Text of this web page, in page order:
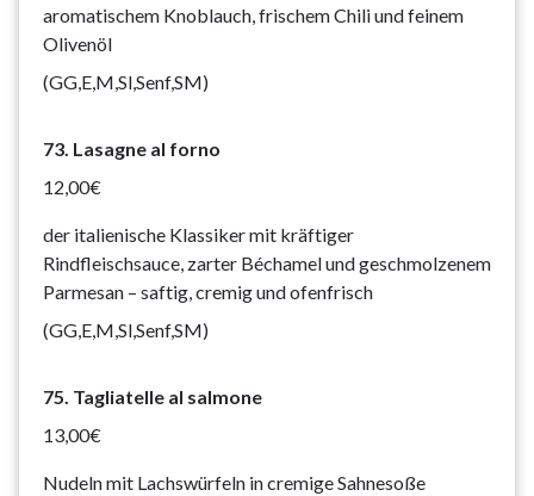
aromatischem Knoblauch, frischem Chili und feinem
Olivenöl
(GG,E,M,Sl,Senf,SM)
73. Lasagne al forno
12,00€
der italienische Klassiker mit kräftiger
Rindfleischsauce, zarter Béchamel und geschmolzenem
Parmesan – saftig, cremig und ofenfrisch
(GG,E,M,Sl,Senf,SM)
75. Tagliatelle al salmone
13,00€
Nudeln mit Lachswürfeln in cremige Sahnesoße